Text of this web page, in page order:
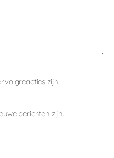
zijn.
berichten zijn.